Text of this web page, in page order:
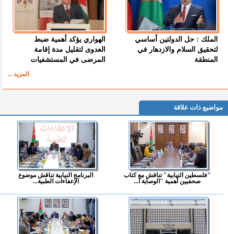
الملك : حل الدولتين أساسي
لتحقيق السلام والازدهار في
المنطقة
الهواري يؤكد أهمية ضبط
العدوى لتقليل مدة إقامة
المرضى في المستشفيات
المزيد ...
مواضيع ذات علاقة
"فلسطين النيابية" تناقش مع كتاب
صحفيين أهمية "الوصاية ا...
البرنامج النيابية تناقش موضوع
الإعفاءات الطبية...